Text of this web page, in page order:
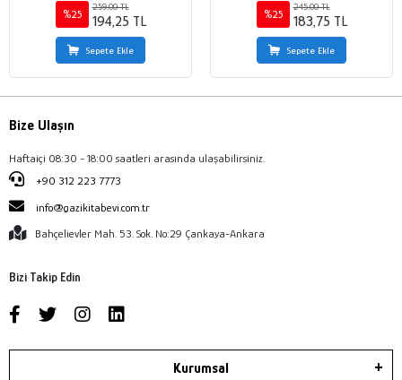
%25
259,00 TL
194,25 TL
Sepete Ekle
%25
245,00 TL
183,75 TL
Sepete Ekle
Bize Ulaşın
Haftaiçi 08:30 - 18:00 saatleri arasında ulaşabilirsiniz.
+90 312 223 7773
info@gazikitabevi.com.tr
Bahçelievler Mah. 53. Sok. No:29 Çankaya-Ankara
Bizi Takip Edin
Kurumsal